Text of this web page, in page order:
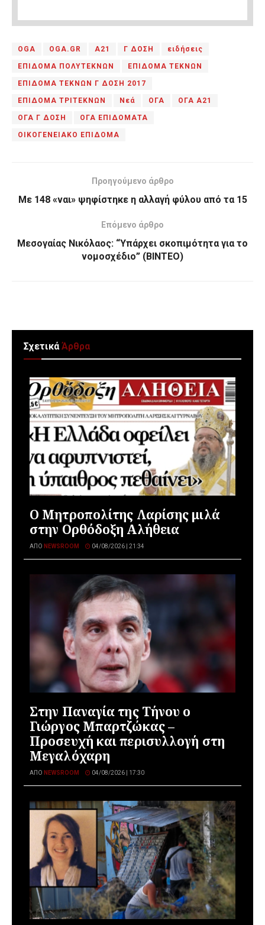
OGA OGA.GR Α21 Γ ΔΟΣΗ ειδήσεις
ΕΠΙΔΟΜΑ ΠΟΛΥΤΕΚΝΩΝ ΕΠΙΔΟΜΑ ΤΕΚΝΩΝ
ΕΠΙΔΟΜΑ ΤΕΚΝΩΝ Γ ΔΟΣΗ 2017
ΕΠΙΔΟΜΑ ΤΡΙΤΕΚΝΩΝ Νεά ΟΓΑ ΟΓΑ Α21
ΟΓΑ Γ ΔΟΣΗ ΟΓΑ ΕΠΙΔΟΜΑΤΑ
ΟΙΚΟΓΕΝΕΙΑΚΟ ΕΠΙΔΟΜΑ
Προηγούμενο άρθρο
Με 148 «ναι» ψηφίστηκε η αλλαγή φύλου από τα 15
Επόμενο άρθρο
Μεσογαίας Νικόλαος: “Υπάρχει σκοπιμότητα για το
νομοσχέδιο” (ΒΙΝΤΕΟ)
ΣχετικάΆρθρα
Ο Μητροπολίτης Λαρίσης μιλά
στην Ορθόδοξη Αλήθεια
ΑΠΌ NEWSROOM 04/08/2026 | 21:34
Στην Παναγία της Τήνου ο
Γιώργος Μπαρτζώκας –
Προσευχή και περισυλλογή στη
Μεγαλόχαρη
ΑΠΌ NEWSROOM 04/08/2026 | 17:30